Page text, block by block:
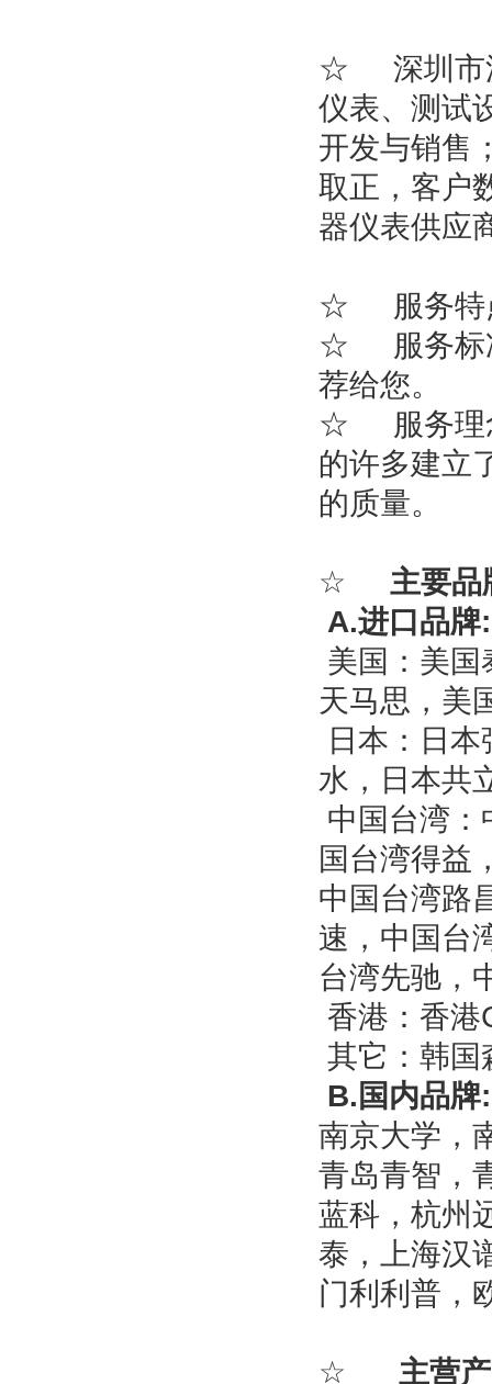
☆
深圳
仪表、测试
开发与销售
取正，客户
器仪表供应
☆
服务
☆
服务
荐给您。
☆
服务
的许多建立
的质量。
☆
主要品
A.进口品牌:
美国： 美国
天马思，美
日本： 日本
水， 日本共
中国台湾：
国台湾得益
中国台湾路
速，中国台
台湾先驰，
香港 ： 香港
其它：韩国
B. 国内品牌:
南京大学，
青岛青智，
蓝科，杭州
泰，上海汉
门利利普 ，
☆
主营